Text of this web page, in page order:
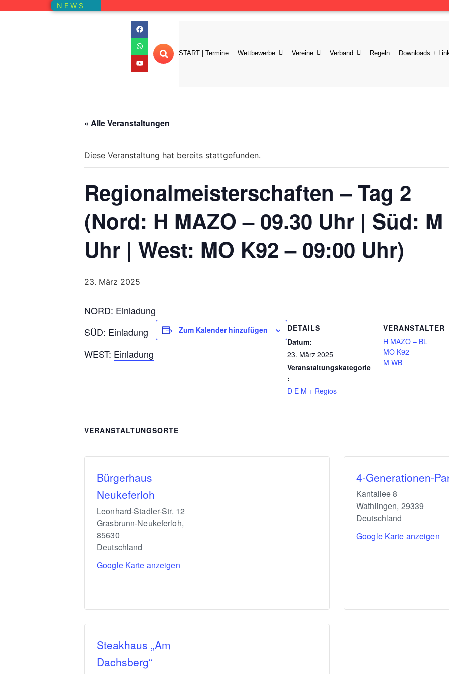
N E W S
START | Termine Wettbewerbe Vereine Verband Regeln Downloads +
« Alle Veranstaltungen
Diese Veranstaltung hat bereits stattgefunden.
Regionalmeisterschaften – Tag 2
(Nord: H MAZO – 09.30 Uhr | Süd:
Uhr | West: MO K92 – 09:00 Uhr)
23. März 2025
NORD: Einladung
SÜD: Einladung
WEST: Einladung
Zum Kalender hinzufügen
DETAILS
Datum:
23. März 2025
Veranstaltungskategorie
:
D E M + Regios
VERANSTALTER
H MAZO – BL
MO K92
M WB
VERANSTALTUNGSORTE
Bürgerhaus
Neukeferloh
Leonhard-Stadler-Str. 12
Grasbrunn-Neukeferloh,
85630
Deutschland
Google Karte anzeigen
4-Generationen-
Kantallee 8
Wathlingen, 29339
Deutschland
Google Karte anzeigen
Steakhaus „Am
Dachsberg“